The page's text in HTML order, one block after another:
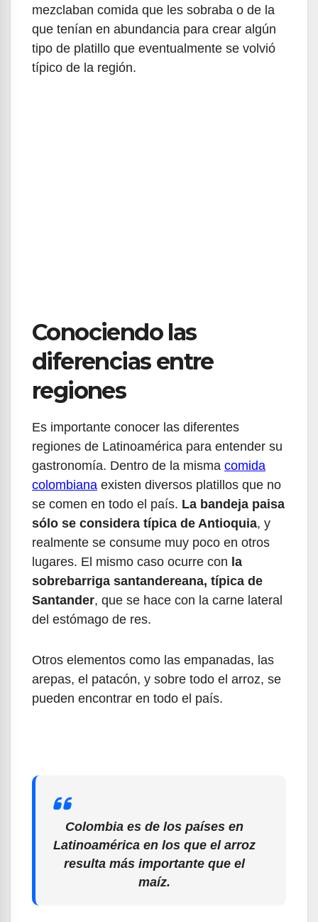
mezclaban comida que les sobraba o de la
que tenían en abundancia para crear algún
tipo de platillo que eventualmente se volvió
típico de la región.
Conociendo las
diferencias entre
regiones
Es importante conocer las diferentes
regiones de Latinoamérica para entender su
gastronomía. Dentro de la misma comida
colombiana existen diversos platillos que no
se comen en todo el país. La bandeja paisa
sólo se considera típica de Antioquia, y
realmente se consume muy poco en otros
lugares. El mismo caso ocurre con la
sobrebarriga santandereana, típica de
Santander, que se hace con la carne lateral
del estómago de res.
Otros elementos como las empanadas, las
arepas, el patacón, y sobre todo el arroz, se
pueden encontrar en todo el país.
Colombia es de los países en
Latinoamérica en los que el arroz
resulta más importante que el
maíz.